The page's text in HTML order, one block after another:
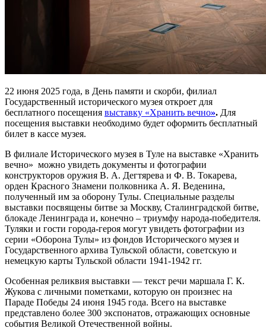
22 июня 2025 года, в День памяти и скорби, филиал
Государственный исторического музея откроет для
бесплатного посещения выставку «Хранить вечно». Для
посещения выставки необходимо будет оформить бесплатный
билет в кассе музея.
В филиале Исторического музея в Туле на выставке «Хранить
вечно» можно увидеть документы и фотографии
конструкторов оружия В. А. Дегтярева и Ф. В. Токарева,
орден Красного Знамени полковника А. Я. Веденина,
полученный им за оборону Тулы. Специальные разделы
выставки посвящены битве за Москву, Сталинградской битве,
блокаде Ленинграда и, конечно – триумфу народа-победителя.
Туляки и гости города-героя могут увидеть фотографии из
серии «Оборона Тулы» из фондов Исторического музея и
Государственного архива Тульской области, советскую и
немецкую карты Тульской области 1941-1942 гг.
Особенная реликвия выставки — текст речи маршала Г. К.
Жукова с личными пометками, которую он произнес на
Параде Победы 24 июня 1945 года. Всего на выставке
представлено более 300 экспонатов, отражающих основные
события Великой Отечественной войны.